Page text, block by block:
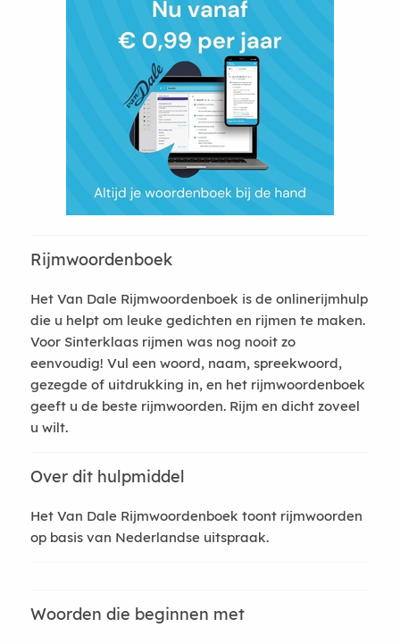
Rijmwoordenboek
Het Van Dale Rijmwoordenboek is de onlinerijmhulp
die u helpt om leuke gedichten en rijmen te maken.
Voor Sinterklaas rijmen was nog nooit zo
eenvoudig! Vul een woord, naam, spreekwoord,
gezegde of uitdrukking in, en het rijmwoordenboek
geeft u de beste rijmwoorden. Rijm en dicht zoveel
u wilt.
Over dit hulpmiddel
Het Van Dale Rijmwoordenboek toont rijmwoorden
op basis van Nederlandse uitspraak.
Woorden die beginnen met